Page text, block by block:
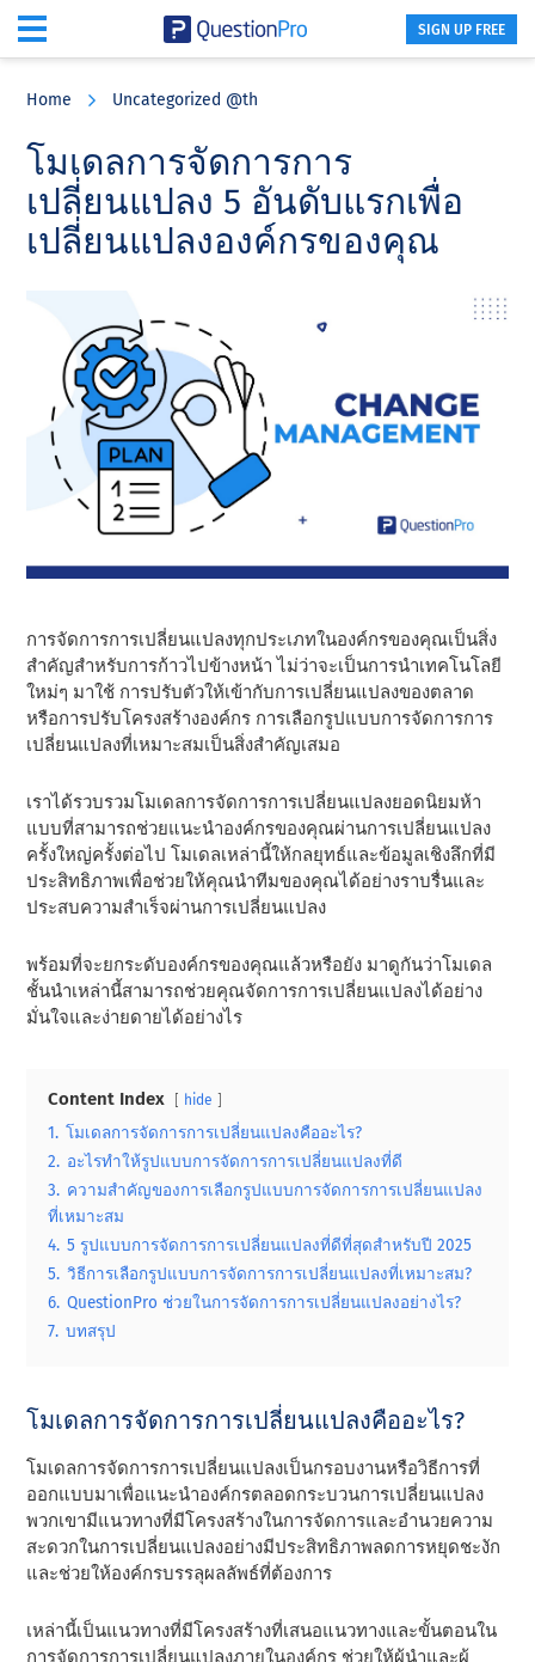
content
sidebar
SIGN UP FREE
Home Uncategorized @th
โมเดลการจัดการการ
เปลี่ยนแปลง 5 อันดับแรกเพื่อ
เปลี่ยนแปลงองค์กรของคุณ
การจัดการการเปลี่ยนแปลงทุกประเภทในองค์กรของคุณเป็นสิ่ง
สําคัญสําหรับการก้าวไปข้างหน้า ไม่ว่าจะเป็นการนําเทคโนโลยี
ใหม่ๆ มาใช้ การปรับตัวให้เข้ากับการเปลี่ยนแปลงของตลาด
หรือการปรับโครงสร้างองค์กร การเลือกรูปแบบการจัดการการ
เปลี่ยนแปลงที่เหมาะสมเป็นสิ่งสําคัญเสมอ
เราได้รวบรวมโมเดลการจัดการการเปลี่ยนแปลงยอดนิยมห้า
แบบที่สามารถช่วยแนะนําองค์กรของคุณผ่านการเปลี่ยนแปลง
ครั้งใหญ่ครั้งต่อไป โมเดลเหล่านี้ให้กลยุทธ์และข้อมูลเชิงลึกที่มี
ประสิทธิภาพเพื่อช่วยให้คุณนําทีมของคุณได้อย่างราบรื่นและ
ประสบความสําเร็จผ่านการเปลี่ยนแปลง
พร้อมที่จะยกระดับองค์กรของคุณแล้วหรือยัง มาดูกันว่าโมเดล
ชั้นนําเหล่านี้สามารถช่วยคุณจัดการการเปลี่ยนแปลงได้อย่าง
มั่นใจและง่ายดายได้อย่างไร
Content Index hide
1. โมเดลการจัดการการเปลี่ยนแปลงคืออะไร?
2. อะไรทําให้รูปแบบการจัดการการเปลี่ยนแปลงที่ดี
3. ความสําคัญของการเลือกรูปแบบการจัดการการเปลี่ยนแปลง
ที่เหมาะสม
4. 5 รูปแบบการจัดการการเปลี่ยนแปลงที่ดีที่สุดสําหรับปี 2025
5. วิธีการเลือกรูปแบบการจัดการการเปลี่ยนแปลงที่เหมาะสม?
6. QuestionPro ช่วยในการจัดการการเปลี่ยนแปลงอย่างไร?
7. บทสรุป
โมเดลการจัดการการเปลี่ยนแปลงคืออะไร?
โมเดลการจัดการการเปลี่ยนแปลงเป็นกรอบงานหรือวิธีการที่
ออกแบบมาเพื่อแนะนําองค์กรตลอดกระบวนการเปลี่ยนแปลง
พวกเขามีแนวทางที่มีโครงสร้างในการจัดการและอํานวยความ
สะดวกในการเปลี่ยนแปลงอย่างมีประสิทธิภาพลดการหยุดชะงัก
และช่วยให้องค์กรบรรลุผลลัพธ์ที่ต้องการ
เหล่านี้เป็นแนวทางที่มีโครงสร้างที่เสนอแนวทางและขั้นตอนใน
การจัดการการเปลี่ยนแปลงภายในองค์กร ช่วยให้ผู้นําและผู้